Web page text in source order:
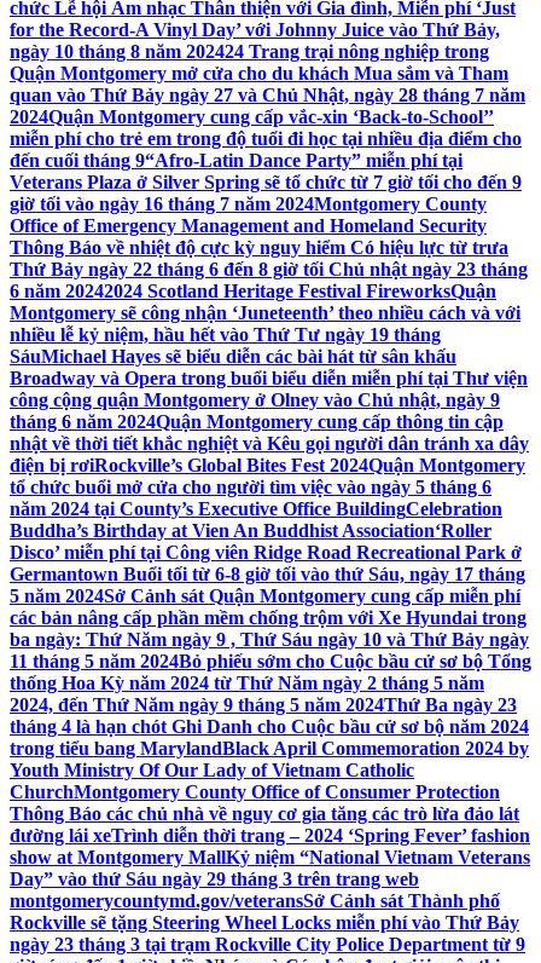
chức Lễ hội Âm nhạc Thân thiện với Gia đình, Miễn phí ‘Just
for the Record-A Vinyl Day’ với Johnny Juice vào Thứ Bảy,
ngày 10 tháng 8 năm 202424 Trang trại nông nghiệp trong
Quận Montgomery mở cửa cho du khách Mua sắm và Tham
quan vào Thứ Bảy ngày 27 và Chủ Nhật, ngày 28 tháng 7 năm
2024Quận Montgomery cung cấp vắc-xin ‘Back-to-School’’
miễn phí cho trẻ em trong độ tuổi đi học tại nhiều địa điểm cho
đến cuối tháng 9“Afro-Latin Dance Party” miễn phí tại
Veterans Plaza ở Silver Spring sẽ tổ chức từ 7 giờ tối cho đến 9
giờ tối vào ngày 16 tháng 7 năm 2024Montgomery County
Office of Emergency Management and Homeland Security
Thông Báo về nhiệt độ cực kỳ nguy hiểm Có hiệu lực từ trưa
Thứ Bảy ngày 22 tháng 6 đến 8 giờ tối Chủ nhật ngày 23 tháng
6 năm 20242024 Scotland Heritage Festival FireworksQuận
Montgomery sẽ công nhận ‘Juneteenth’ theo nhiều cách và với
nhiều lễ kỷ niệm, hầu hết vào Thứ Tư ngày 19 tháng
SáuMichael Hayes sẽ biểu diễn các bài hát từ sân khấu
Broadway và Opera trong buổi biểu diễn miễn phí tại Thư viện
công cộng quận Montgomery ở Olney vào Chủ nhật, ngày 9
tháng 6 năm 2024Quận Montgomery cung cấp thông tin cập
nhật về thời tiết khắc nghiệt và Kêu gọi người dân tránh xa dây
điện bị rơiRockville’s Global Bites Fest 2024Quận Montgomery
tổ chức buổi mở cửa cho người tìm việc vào ngày 5 tháng 6
năm 2024 tại County’s Executive Office BuildingCelebration
Buddha’s Birthday at Vien An Buddhist Association‘Roller
Disco’ miễn phí tại Công viên Ridge Road Recreational Park ở
Germantown Buổi tối từ 6-8 giờ tối vào thứ Sáu, ngày 17 tháng
5 năm 2024Sở Cảnh sát Quận Montgomery cung cấp miễn phí
các bản nâng cấp phần mềm chống trộm với Xe Hyundai trong
ba ngày: Thứ Năm ngày 9 , Thứ Sáu ngày 10 và Thứ Bảy ngày
11 tháng 5 năm 2024Bỏ phiếu sớm cho Cuộc bầu cử sơ bộ Tổng
thống Hoa Kỳ năm 2024 từ Thứ Năm ngày 2 tháng 5 năm
2024, đến Thứ Năm ngày 9 tháng 5 năm 2024Thứ Ba ngày 23
tháng 4 là hạn chót Ghi Danh cho Cuộc bầu cử sơ bộ năm 2024
trong tiểu bang MarylandBlack April Commemoration 2024 by
Youth Ministry Of Our Lady of Vietnam Catholic
ChurchMontgomery County Office of Consumer Protection
Thông Báo các chủ nhà về nguy cơ gia tăng các trò lừa đảo lát
đường lái xeTrình diễn thời trang – 2024 ‘Spring Fever’ fashion
show at Montgomery MallKỷ niệm “National Vietnam Veterans
Day” vào thứ Sáu ngày 29 tháng 3 trên trang web
montgomerycountymd.gov/veteransSở Cảnh sát Thành phố
Rockville sẽ tặng Steering Wheel Locks miễn phí vào Thứ Bảy
ngày 23 tháng 3 tại trạm Rockville City Police Department từ 9